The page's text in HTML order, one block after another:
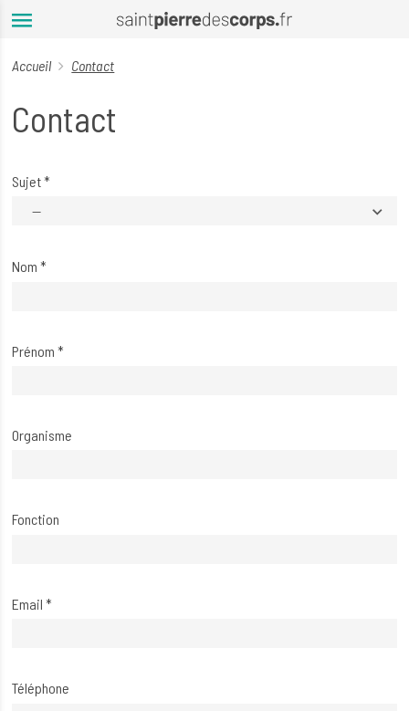
Aller au contenu principal
Accueil Contact
Contact
Sujet*
--
Nom*
Prénom*
Organisme
Fonction
Email*
Téléphone